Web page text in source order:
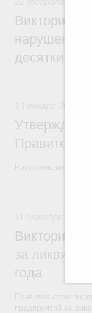
Виктория
нарушения
десятки раз
Утверждён
Распоряжение от
Виктория
за
года